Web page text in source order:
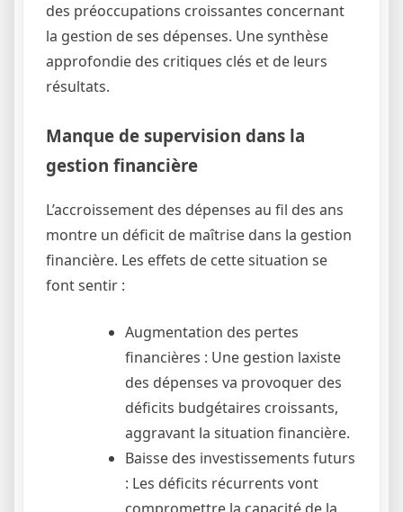
des préoccupations croissantes concernant
la gestion de ses dépenses. Une synthèse
approfondie des critiques clés et de leurs
résultats.
Manque de supervision dans la
gestion financière
L’accroissement des dépenses au fil des ans
montre un déficit de maîtrise dans la gestion
financière. Les effets de cette situation se
font sentir :
Augmentation des pertes
financières : Une gestion laxiste
des dépenses va provoquer des
déficits budgétaires croissants,
aggravant la situation financière.
Baisse des investissements futurs
: Les déficits récurrents vont